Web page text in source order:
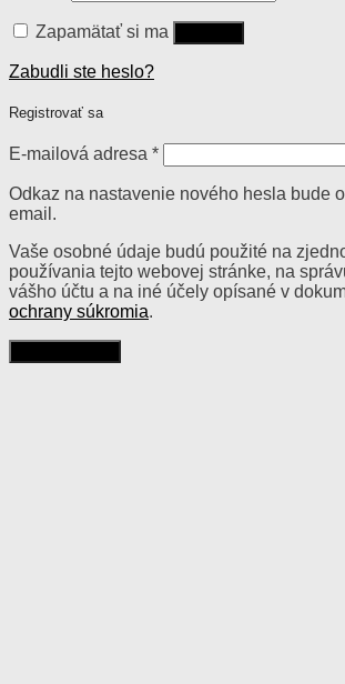
Zapamätať si ma
Zabudli ste heslo?
Registrovať sa
E-mailová adresa *
Odkaz na nastavenie nového hesla bude
email.
Vaše osobné údaje budú použité na
používania tejto webovej stránke, na
vášho účtu a na iné účely opísané v
ochrany súkromia.